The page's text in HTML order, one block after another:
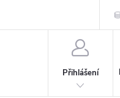
Přihlášení